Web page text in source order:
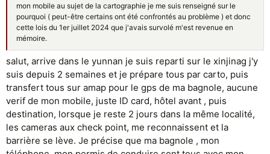
mon mobile au sujet de la cartographie je me suis renseigné sur le
pourquoi ( peut-être certains ont été confrontés au problème ) et donc
cette lois du 1er juillet 2024 que j'avais survolé m'est revenue en
mémoire.
salut, arrive dans le yunnan je suis reparti sur le xinjinag j'y
suis depuis 2 semaines et je prépare tous par carto, puis
transfert tous sur amap pour le gps de ma bagnole, aucune
verif de mon mobile, juste ID card, hôtel avant , puis
destination, lorsque je reste 2 jours dans la même localité,
les cameras aux check point, me reconnaissent et la
barrière se lève. Je précise que ma bagnole , mon